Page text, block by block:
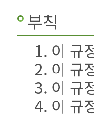
부칙
1. 이 규
2. 이 규
3. 이 규
4. 이 규